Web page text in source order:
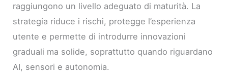
raggiungono un livello adeguato di maturità. La
strategia riduce i rischi, protegge l’esperienza
utente e permette di introdurre innovazioni
graduali ma solide, soprattutto quando riguardano
AI, sensori e autonomia.